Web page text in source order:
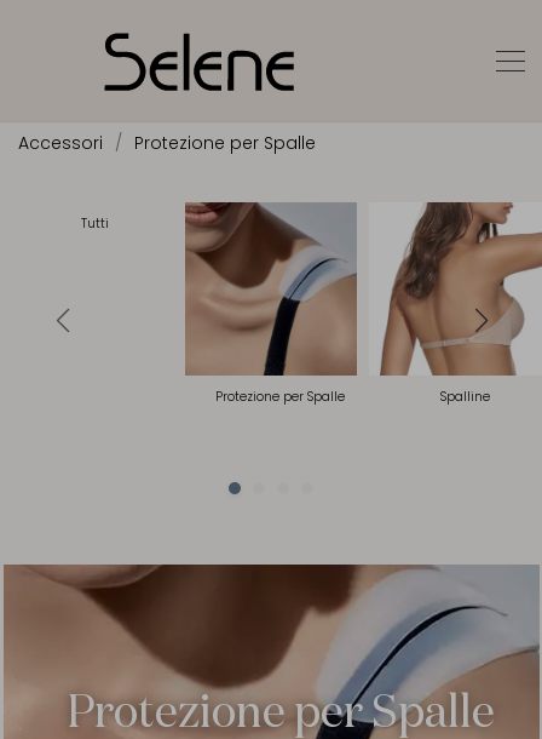
Accessori Protezione per Spalle
Tutti
Protezione per Spalle Spalline
Protezione per Spalle